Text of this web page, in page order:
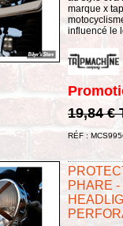
marque x
influencé le
19,84 €
RÉF :
PHARE